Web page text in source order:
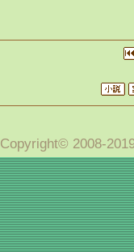
Copyright© 2008-